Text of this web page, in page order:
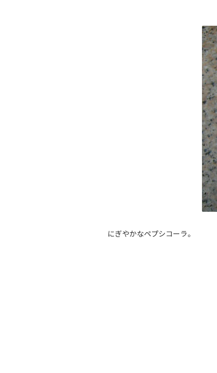
にぎやかなペプシコーラ。